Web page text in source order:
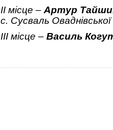
ІІ місце – Артур
с. Сусваль Оваднівської
ІІІ місце – Василь